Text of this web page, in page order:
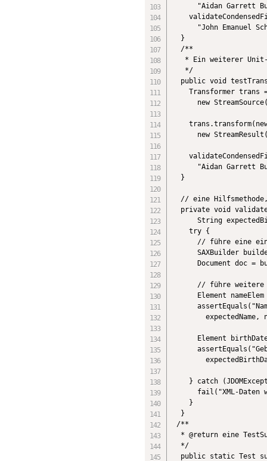
"Aidan Garrett
"John Emanuel
  }
  /**
* Ein weiterer
   */
public void
Transformer trans
new
new
"Aidan Garrett
  }
// eine
private void
String
    try {
// führe eine
SAXBuilder
Document doc =
// führe weitere
Element
expectedName,
Element
} catch
fail("XML-Daten
    }
  }
/**
* @return eine
  */
public static Test